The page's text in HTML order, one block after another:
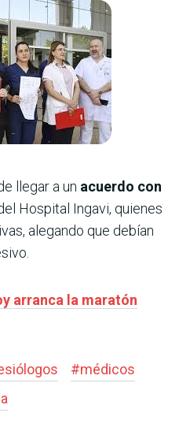
llegar a un acuerdo con
Hospital Ingavi, quienes
alegando que debían
arranca la maratón
#médicos